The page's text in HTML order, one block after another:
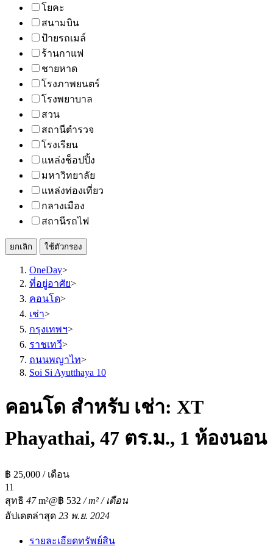
โยคะ
สนามบิน
ป้ายรถเมล์
ร้านกาแฟ
ชายหาด
โรงภาพยนตร์
โรงพยาบาล
สวน
สถานีตำรวจ
โรงเรียน
แหล่งช็อปปิ้ง
มหาวิทยาลัย
แหล่งท่องเที่ยว
กลางเมือง
สถานีรถไฟ
ยกเลิก ใช้ตัวกรอง
OneDay>
ที่อยู่อาศัย>
คอนโด>
เช่า>
กรุงเทพฯ>
ราชเทวี>
ถนนพญาไท>
Soi Si Ayutthaya 10
คอนโด สำหรับ เช่า: XT
Phayathai, 47 ตร.ม., 1 ห้องนอน
฿ 25,000 / เดือน
11
สุทธิ 47m²@฿ 532 / m² / เดือน
อัปเดตล่าสุด 23 พ.ย. 2024
รายละเอียดทรัพย์สิน